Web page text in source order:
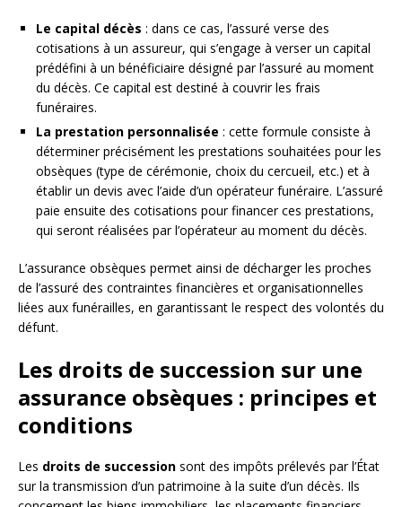
Le capital décès : dans ce cas, l’assuré verse des
cotisations à un assureur, qui s’engage à verser un capital
prédéfini à un bénéficiaire désigné par l’assuré au moment
du décès. Ce capital est destiné à couvrir les frais
funéraires.
La prestation personnalisée : cette formule consiste à
déterminer précisément les prestations souhaitées pour les
obsèques (type de cérémonie, choix du cercueil, etc.) et à
établir un devis avec l’aide d’un opérateur funéraire. L’assuré
paie ensuite des cotisations pour financer ces prestations,
qui seront réalisées par l’opérateur au moment du décès.
L’assurance obsèques permet ainsi de décharger les proches
de l’assuré des contraintes financières et organisationnelles
liées aux funérailles, en garantissant le respect des volontés du
défunt.
Les droits de succession sur une
assurance obsèques : principes et
conditions
Les droits de succession sont des impôts prélevés par l’État
sur la transmission d’un patrimoine à la suite d’un décès. Ils